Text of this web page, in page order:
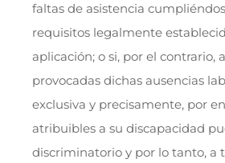
faltas de asistencia
requisitos legalmente
aplicación; o si, por el contrario,
provocadas dichas ausencias
exclusiva y precisamente, por
atribuibles a su discapacidad
discriminatorio y por lo tanto, a